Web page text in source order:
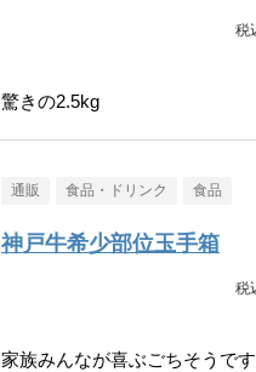
驚きの2.5kg
通販 食品・ドリンク 食品
神戸牛希少部位玉手箱
家族みんなが喜ぶごちそうです